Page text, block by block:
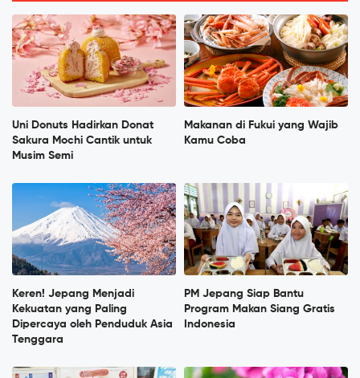
Uni Donuts Hadirkan Donat
Sakura Mochi Cantik untuk
Musim Semi
Makanan di Fukui yang Wajib
Kamu Coba
Keren! Jepang Menjadi
Kekuatan yang Paling
Dipercaya oleh Penduduk Asia
Tenggara
PM Jepang Siap Bantu
Program Makan Siang Gratis
Indonesia